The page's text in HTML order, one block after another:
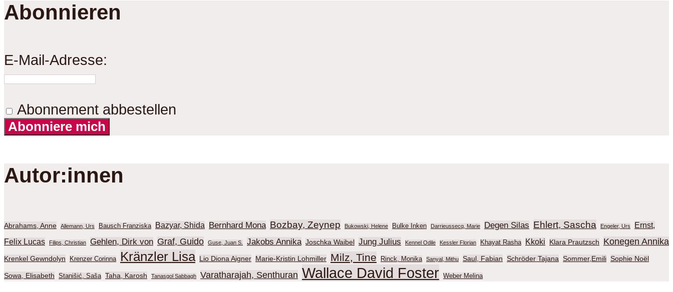
Abonnieren
E-Mail-Adresse:
Abonnement abbestellen
Abonniere mich
Autor:innen
Abrahams, Anne Allemann, Urs Bausch Franziska Bazyar, Shida Bernhard Mona Bozbay, Zeynep Bukowski, Helene Bulke Inken Darrieussecq, Marie Degen Silas Ehlert, Sascha Engeler, Urs
Ernst,
Felix Lucas
Filips, Christian Gehlen, Dirk von Graf, Guido Guse, Juan S. Jakobs Annika Joschka Waibel Jung Julius Kennel Odile Kessler Florian Khayat Rasha Kkoki Klara Prautzsch Konegen Annika
Krenkel Gewndolyn Krenzer Corinna Kränzler Lisa Lio Diona Aigner Marie-Kristin Lohmiller Milz, Tine Rinck, Monika Sanyal, Mithu Saul, Fabian Schröder Tajana Sommer,Emili Sophie Noël
Sowa, Elisabeth Stanišić, Saša Taha, Karosh Tanasgol Sabbagh Varatharajah, Senthuran Wallace David Foster Weber Melina